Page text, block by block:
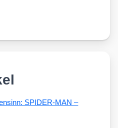
SPIDER-MAN –